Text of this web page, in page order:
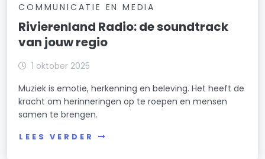
COMMUNICATIE EN MEDIA
Rivierenland Radio: de soundtrack
van jouw regio
1 oktober 2025
Muziek is emotie, herkenning en beleving. Het heeft de
kracht om herinneringen op te roepen en mensen
samen te brengen.
LEES VERDER